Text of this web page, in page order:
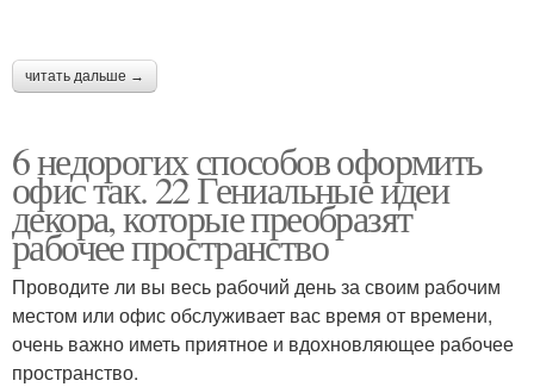
читать дальше →
6 недорогих способов оформить
офис так. 22 Гениальные идеи
декора, которые преобразят
рабочее пространство
Проводите ли вы весь рабочий день за своим рабочим
местом или офис обслуживает вас время от времени,
очень важно иметь приятное и вдохновляющее рабочее
пространство.